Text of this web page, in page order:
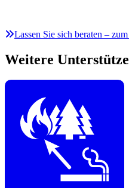
Lassen Sie sich beraten –
Weitere